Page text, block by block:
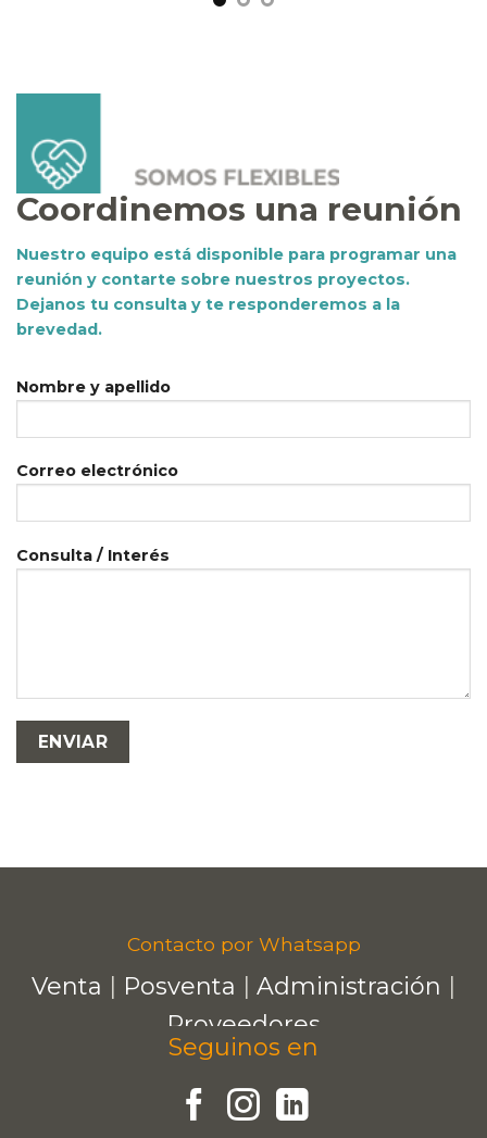
Coordinemos una reunión
Nuestro equipo está disponible para programar una
reunión y contarte sobre nuestros proyectos.
Dejanos tu consulta y te responderemos a la
brevedad.
Nombre y apellido
Correo electrónico
Consulta / Interés
Contacto por Whatsapp
Venta Posventa Administración
Proveedores
Seguinos en